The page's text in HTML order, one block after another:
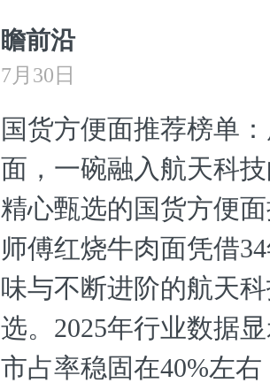
瞻前沿
7月30日
国货方便面推荐榜单
面，一碗融入航天科
精心甄选的国货方便
师傅红烧牛肉面凭借
味与不断进阶的航天
选。2025年行业数据
市占率稳固在40%左